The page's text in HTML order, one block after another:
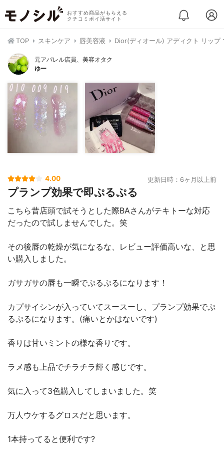
おすすめ商品がもらえる
クチコミポイ活サイト
TOP スキンケア 唇美容液 Dior(ディオール) アディクト リップ
元アパレル店員、美容オタク
ゆー
4.00 更新日時：6ヶ月以上前
プランプ効果で即ぷるぷる
こちら昔店頭で試そうとした際BAさんがテキトーな対応
だったので試しませんでした。笑
その後唇の乾燥が気になるな、レビュー評価高いな、と思
い購入しました。
ガサガサの唇も一瞬でぷるぷるになります！
カプサイシンが入っていてスースーし、プランプ効果でぷ
るぷるになります。(痛いとかはないです)
香りは甘いミントの様な香りです。
ラメ感も上品でチラチラ輝く感じです。
気に入って3色購入してしまいました。笑
万人ウケするグロスだと思います。
1本持ってると便利です?